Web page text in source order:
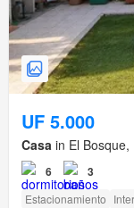
UF 5.000
Casa in El
6 3
Estacionamiento